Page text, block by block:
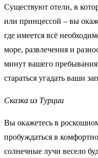
Существуют отели, в
или принцессой – вы
где имеется всё
море, развлечения и
минут вашего
стараться угадать ваши
Сказка из Турции
Вы окажетесь в
пробуждаться в
солнечные лучи весело